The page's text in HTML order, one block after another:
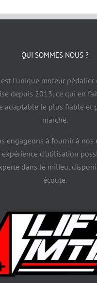
QUI SOMMES NOUS ?
est l'unique moteur pédalier
depuis 2013, ce qui en
adaptable le plus fiable et
marché.
engageons à fournir à nos
d'utilisation
dans le milieu,
écoute.